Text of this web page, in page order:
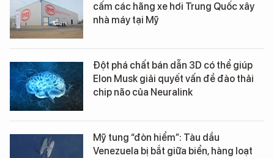
cấm các hãng xe hơi Trung Quốc xây
nhà máy tại Mỹ
Đột phá chất bán dẫn 3D có thể giúp
Elon Musk giải quyết vấn đề đào thải
chip não của Neuralink
Mỹ tung “đòn hiểm”: Tàu dầu
Venezuela bị bắt giữa biển, hàng loạt